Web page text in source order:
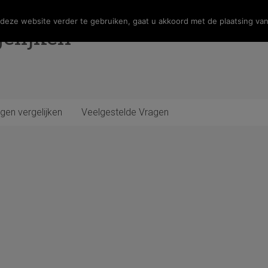
vergelijken Veelgestelde Vragen
website verder te gebruiken, gaat u akkoord met de plaatsing